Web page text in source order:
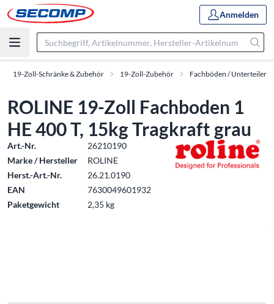
Anmelden
19-Zoll-Schränke & Zubehör 19-Zoll-Zubehör Fachböden / Unterteiler
ROLINE 19-Zoll Fachboden 1
HE 400 T, 15kg Tragkraft grau
Art.-Nr.
26210190
Marke / Hersteller
ROLINE
Herst.-Art.-Nr.
26.21.0190
EAN
7630049601932
Paketgewicht
2,35 kg